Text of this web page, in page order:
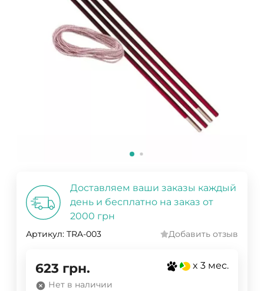
Доставляем ваши заказы каждый
день и бесплатно на заказ от
2000 грн
Артикул: TRA-003 Добавить отзыв
623 грн. x 3 мес.
Нет в наличии